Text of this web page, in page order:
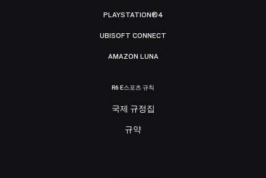
PLAYSTATION®4
UBISOFT CONNECT
AMAZON LUNA
R6 E스포츠 규칙
국제 규정집
규약